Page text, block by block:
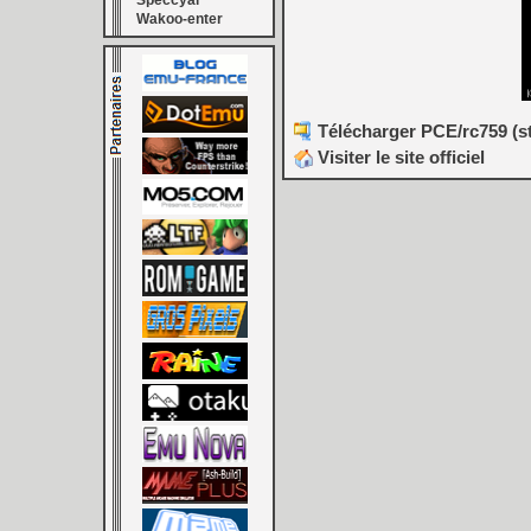
Wakoo-enter
Télécharger PCE/rc759
Visiter le site officiel